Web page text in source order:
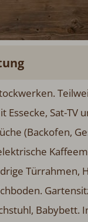
Sat-TV
(Backofen,
Türrahmen,
Babybett.